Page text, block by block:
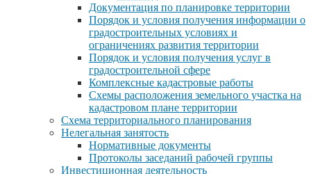
Документация по планировке территории
Порядок и условия получения информации о
градостроительных условиях и
ограничениях развития территории
Порядок и условия получения услуг в
градостроительной сфере
Комплексные кадастровые работы
Схемы расположения земельного участка на
кадастровом плане территории
Схема территориального планирования
Нелегальная занятость
Нормативные документы
Протоколы заседаний рабочей группы
Инвестиционная деятельность